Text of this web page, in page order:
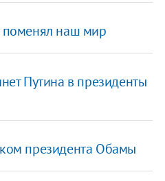
поменял наш мир
Путина в президенты
президента Обамы